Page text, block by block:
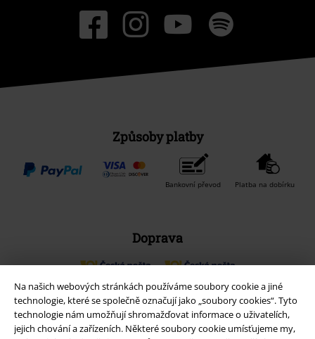
Na našich webových stránkách používáme soubory cookie a jiné
technologie, které se společně označují jako „soubory cookies“. Tyto
technologie nám umožňují shromažďovat informace o uživatelích,
jejich chování a zařízeních. Některé soubory cookie umísťujeme my,
Způsoby platby
Bankovní převod Platba na dobírku
Doprava
Balíkovna Balík Do ruky